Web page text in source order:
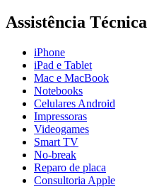
Assistência Técnica
iPhone
iPad e Tablet
Mac e MacBook
Notebooks
Celulares Android
Impressoras
Videogames
Smart TV
No-break
Reparo de placa
Consultoria Apple